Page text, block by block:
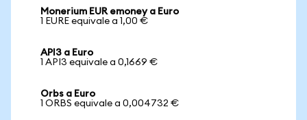
Monerium EUR emoney a Euro
1 EURE equivale a 1,00 €
API3 a Euro
1 API3 equivale a 0,1669 €
Orbs a Euro
1 ORBS equivale a 0,004732 €